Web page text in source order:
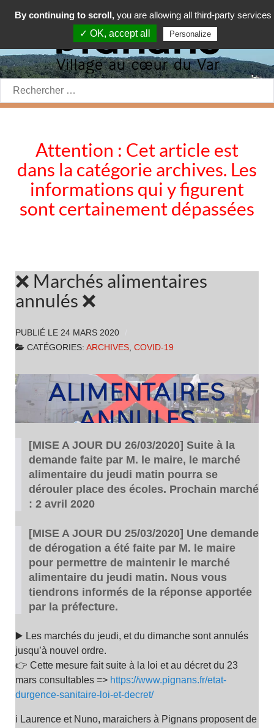
Rechercher:
Attention : Cet article est
dans la catégorie archives. Les
informations qui y figurent
sont certainement dépassées
❌ Marchés alimentaires
annulés ❌
PUBLIÉ LE 24 MARS 2020
CATÉGORIES: ARCHIVES, COVID-19
[MISE A JOUR DU 26/03/2020] Suite à la
demande faite par M. le maire, le marché
alimentaire du jeudi matin pourra se
dérouler place des écoles. Prochain marché
: 2 avril 2020
[MISE A JOUR DU 25/03/2020] Une demande
de dérogation a été faite par M. le maire
pour permettre de maintenir le marché
alimentaire du jeudi matin. Nous vous
tiendrons informés de la réponse apportée
par la préfecture.
▶️ Les marchés du jeudi, et du dimanche sont annulés
jusqu’à nouvel ordre.
👉 Cette mesure fait suite à la loi et au décret du 23
mars consultables => https://www.pignans.fr/etat-
durgence-sanitaire-loi-et-decret/
ℹ️ Laurence et Nuno, maraichers à Pignans proposent de
By continuing to scroll, you are allowing all third-party services
✓ OK, accept all
Personalize